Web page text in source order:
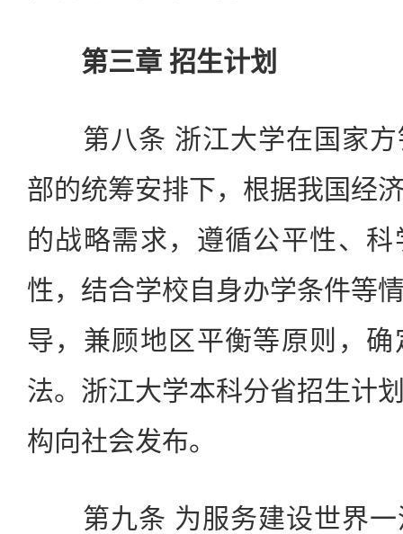
第三章 招生计划
第八条 浙江大学在国家方
部的统筹安排下，根据我国经
的战略需求，遵循公平性、
性，结合学校自身办学条件等
导，兼顾地区平衡等原则，
法。浙江大学本科分省招生计
构向社会发布。
第九条 为服务建设世界一